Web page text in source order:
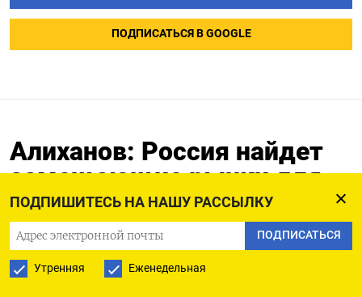
ПОДПИШИТЕСЬ НА НАШУ РАССЫЛКУ
ПОДПИСАТЬСЯ
Утренняя Еженедельная
ПОДПИСАТЬСЯ В GOOGLE
Алиханов: Россия найдет
замещающие рынки для
поставки первичного
алюминия в случае
санкций ЕС -- ТАСС